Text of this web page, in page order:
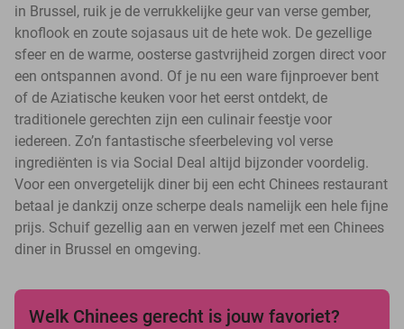
in Brussel, ruik je de verrukkelijke geur van verse gember,
knoflook en zoute sojasaus uit de hete wok. De gezellige
sfeer en de warme, oosterse gastvrijheid zorgen direct voor
een ontspannen avond. Of je nu een ware fijnproever bent
of de Aziatische keuken voor het eerst ontdekt, de
traditionele gerechten zijn een culinair feestje voor
iedereen. Zo’n fantastische sfeerbeleving vol verse
ingrediënten is via Social Deal altijd bijzonder voordelig.
Voor een onvergetelijk diner bij een echt Chinees restaurant
betaal je dankzij onze scherpe deals namelijk een hele fijne
prijs. Schuif gezellig aan en verwen jezelf met een Chinees
diner in Brussel en omgeving.
Welk Chinees gerecht is jouw favoriet?